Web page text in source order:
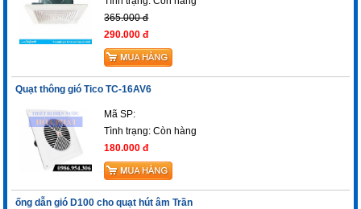
365.000 đ
290.000 đ
Quạt thông gió Tico TC-16AV6
Mã SP:
Tình trạng:Còn hàng
180.000 đ
ống dẫn gió D100 cho quạt hút âm Trần